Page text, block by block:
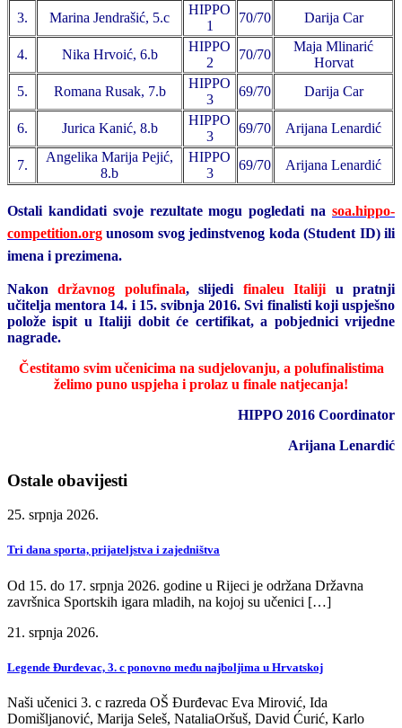
3. Marina Jendrašić, 5.c
HIPPO
1
70/70 Darija Car
4. Nika Hrvoić, 6.b
HIPPO
2
70/70
Maja Mlinarić
Horvat
5.
Romana Rusak, 7.b
HIPPO
3
69/70 Darija Car
6. Jurica Kanić, 8.b
HIPPO
3
69/70 Arijana Lenardić
7.
Angelika Marija Pejić,
8.b
HIPPO
3
69/70 Arijana Lenardić
Ostali kandidati svoje rezultate mogu pogledati na soa.hippo-
competition.org unosom svog jedinstvenog koda (Student ID) ili
imena i prezimena.
Nakondržavnog polufinala, slijedi finaleu Italiji u pratnji
učitelja mentora 14. i 15. svibnja 2016. Svi finalisti koji uspješno
polože ispit u Italiji dobit će certifikat, a pobjednici vrijedne
nagrade.
Čestitamo svim učenicima na sudjelovanju, a polufinalistima
želimo puno uspjeha i prolaz u finale natjecanja!
HIPPO 2016 Coordinator
Arijana Lenardić
Ostale obavijesti
25. srpnja 2026.
Tri dana sporta, prijateljstva i zajedništva
Od 15. do 17. srpnja 2026. godine u Rijeci je održana Državna
završnica Sportskih igara mladih, na kojoj su učenici […]
21. srpnja 2026.
Legende Đurđevac, 3. c ponovno među najboljima u Hrvatskoj
Naši učenici 3. c razreda OŠ Đurđevac Eva Mirović, Ida
Domišljanović, Marija Seleš, NataliaOršuš, David Ćurić, Karlo